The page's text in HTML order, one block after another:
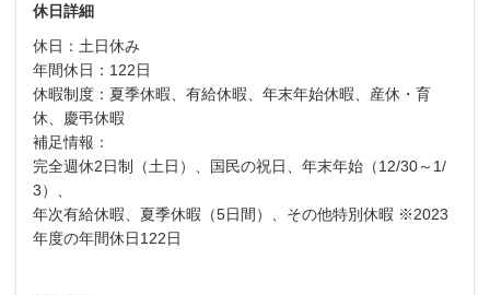
休日詳細
休日：土日休み
年間休日：122日
休暇制度：夏季休暇、有給休暇、年末年始休暇、産休・育
休、慶弔休暇
補足情報：
完全週休2日制（土日）、国民の祝日、年末年始（12/30～1/
3）、
年次有給休暇、夏季休暇（5日間）、その他特別休暇 ※2023
年度の年間休日122日